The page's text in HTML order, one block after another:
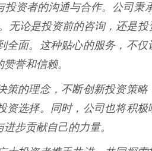
资者的沟通与合作。公司秉
无论是投资前的咨询，还是投
全面。这种贴心的服务，不仅
誉和信赖。
策的理念，不断创新投资策略
资选择。同时，公司也将积极
步贡献自己的力量。